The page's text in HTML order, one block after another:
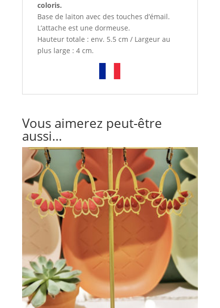
coloris.
Base de laiton avec des touches d’émail.
L’attache est une dormeuse.
Hauteur totale : env. 5.5 cm / Largeur au
plus large : 4 cm.
Vous aimerez peut-être
aussi…